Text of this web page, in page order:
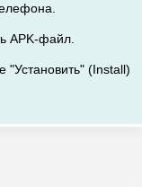
APK-файл.
"Установить" (Install)